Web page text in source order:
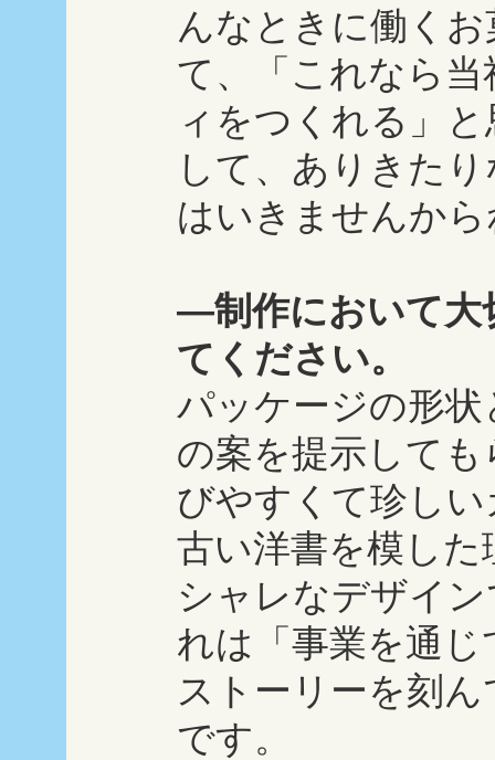
んなときに働く
て、「これなら
ィをつくれる」
して、ありきた
はいきませんから
―制作において大
てください。
パッケージの形
の案を提示して
びやすくて珍し
古い洋書を模し
シャレなデザイ
れは「事業を通
ストーリーを刻
です。